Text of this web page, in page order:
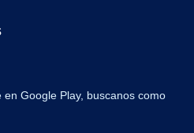
en Google Play, buscanos como